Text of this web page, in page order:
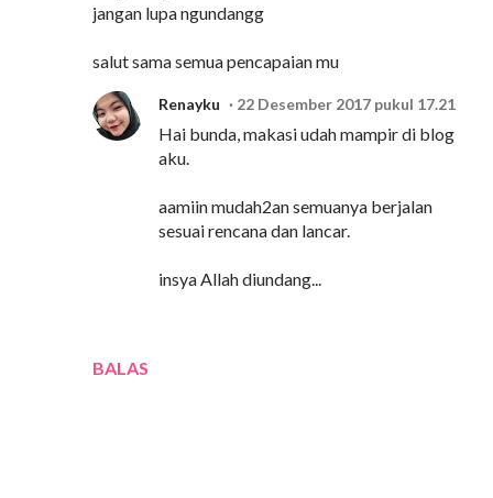
jangan lupa ngundangg
salut sama semua pencapaian mu
BALAS
Renayku 22 Desember 2017 pukul 17.21
Hai bunda, makasi udah mampir di blog
aku.
aamiin mudah2an semuanya berjalan
sesuai rencana dan lancar.
insya Allah diundang...